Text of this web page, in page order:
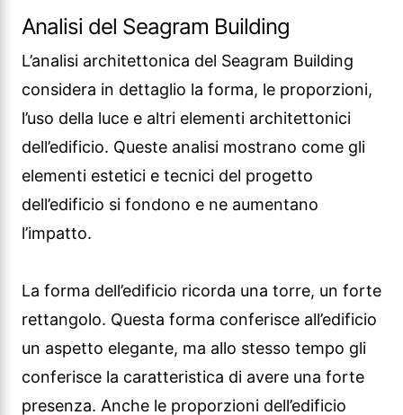
dell’edificio si fondono e ne aumentano
l’impatto.
La forma dell’edificio ricorda una torre, un forte
rettangolo. Questa forma conferisce all’edificio
un aspetto elegante, ma allo stesso tempo gli
conferisce la caratteristica di avere una forte
presenza. Anche le proporzioni dell’edificio
larghezza contribuisce a creare una silhouette
accattivante.
Anche l’uso della luce nel Seagram Building è
una parte importante dell’analisi architettonica.